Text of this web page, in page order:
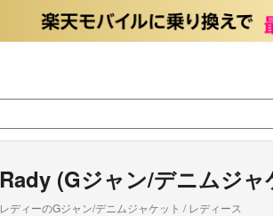
Rady (Gジャン/デニムジャ
レディーのGジャン/デニムジャケット / レディース